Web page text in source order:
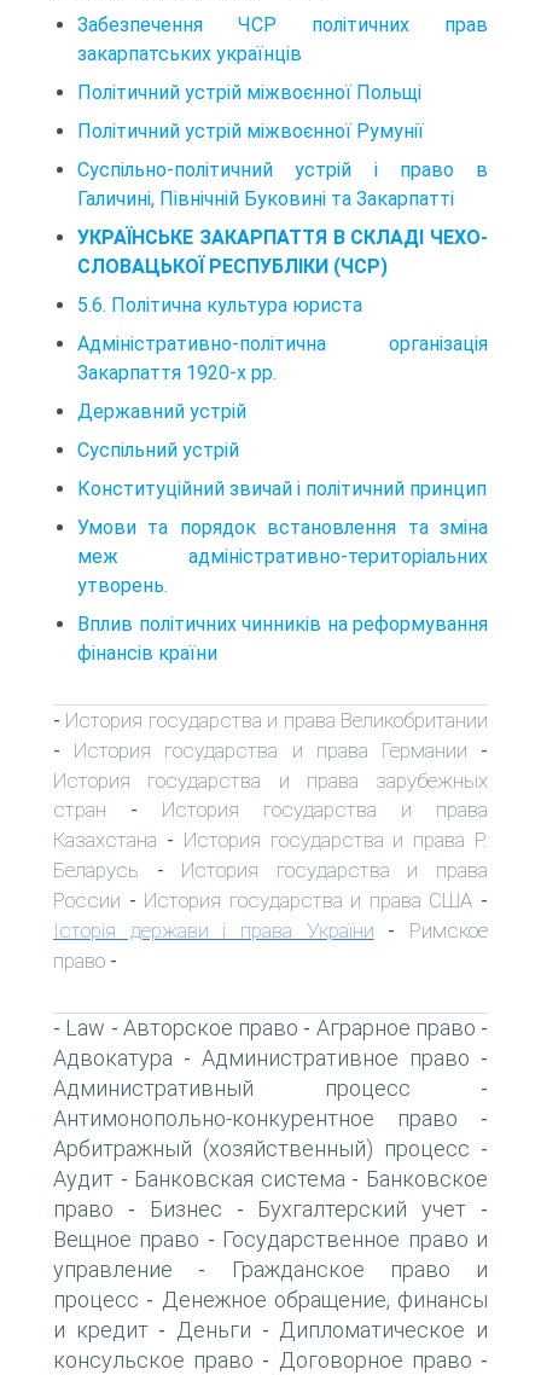
Забезпечення ЧСР політичних прав
закарпатських українців
Політичний устрій міжвоєнної Польщі
Політичний устрій міжвоєнної Румунії
Суспільно-політичний устрій і право в
Галичині, Північній Буковині та Закарпатті
УКРАЇНСЬКЕ ЗАКАРПАТТЯ В СКЛАДІ ЧЕХО-
СЛОВАЦЬКОЇ РЕСПУБЛІКИ (ЧСР)
5.6. Політична культура юриста
Адміністративно-політична організація
Закарпаття 1920-х рр.
Державний устрій
Суспільний устрій
Конституційний звичай і політичний принцип
Умови та порядок встановлення та зміна
меж адміністративно-територіальних
утворень.
Вплив політичних чинників на реформування
фінансів країни
- История государства и права Великобритании
- История государства и права Германии -
История государства и права зарубежных
стран - История государства и права
Казахстана - История государства и права Р.
Беларусь - История государства и права
России - История государства и права США -
Історія держави і права України - Римское
право -
- Law - Авторское право - Аграрное право -
Адвокатура - Административное право -
Административный процесс -
Антимонопольно-конкурентное право -
Арбитражный (хозяйственный) процесс -
Аудит - Банковская система - Банковское
право - Бизнес - Бухгалтерский учет -
Вещное право - Государственное право и
управление -
Гражданское право и
процесс - Денежное обращение, финансы
и кредит- Деньги - Дипломатическое и
консульское право - Договорное право -